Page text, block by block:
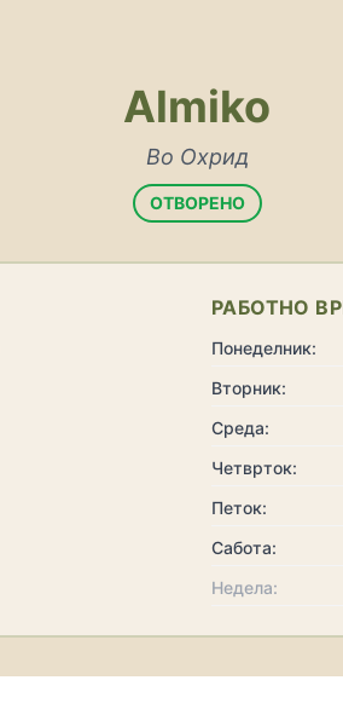
Almiko
Во Охрид
ОТВОРЕНО
РАБОТНО
Понеделник:
Вторник:
Среда:
Четврток:
Петок:
Сабота:
Недела: